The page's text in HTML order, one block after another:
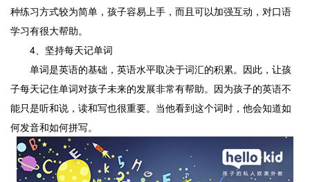
种练习方式较为简单，孩子容易上手，而且可以加强互动，对口语
学习有很大帮助。
4、坚持每天记单词
单词是英语的基础，英语水平取决于词汇的积累。因此，让孩
子每天记住单词对孩子未来的发展非常有帮助。因为孩子的英语不
能只是听和说，读和写也很重要。当他看到这个词时，他会知道如
何发音和如何拼写。